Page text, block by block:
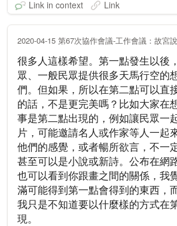
Link in context Link
2020-04-15 第67次協作會議-工作會議：故宮
很多人這樣希望。第一點發生以後
眾、一般民眾提供很多天馬行空的
們。但如果，所以在第二點可以直
的話，不是更完美嗎？比如大家在
事是第二點出現的，例如讓民眾一
片，可能邀請名人或作家等人一起
他們的感覺，或者暢所欲言，不一
甚至可以是小說或新詩。公布在網
也可以看到你跟畫之間的關係，我
滿可能得到第一點會得到的東西，
我只是不知道要以什麼樣的方式在
現。